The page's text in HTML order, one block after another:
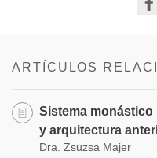
ARTÍCULOS
Sistema
y arquitectura
Dra. Zsuzsa Majer